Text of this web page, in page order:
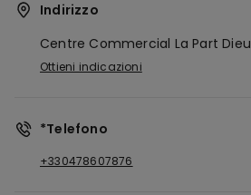
Indirizzo
Centre Commercial La Part
Ottieni indicazioni
*Telefono
+330478607876